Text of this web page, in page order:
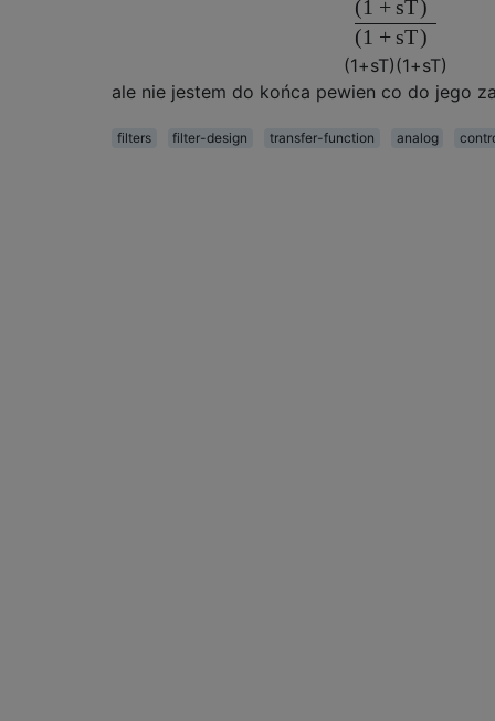
(1 + sT)
(1 + sT)
(1+sT)(1+sT)
ale nie jestem do końca pewien co do jego
filters filter-design transfer-function analog